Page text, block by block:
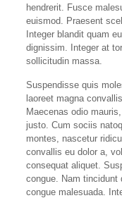
hendrerit. Fusce
euismod. Praesent
Integer blandit quam
dignissim. Integer at
sollicitudin massa.
Suspendisse quis
laoreet magna
Maecenas odio
justo. Cum sociis
montes, nascetur
convallis eu dolor a,
consequat aliquet.
congue. Nam
congue malesuada.